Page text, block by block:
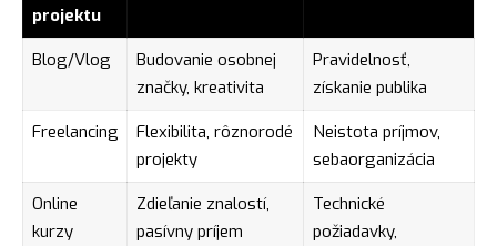
projektu
Blog/Vlog
Budovanie osobnej
značky, kreativita
Pravidelnosť,
získanie publika
Freelancing
Flexibilita, rôznorodé
projekty
Neistota príjmov,
sebaorganizácia
Online
kurzy
Zdieľanie znalostí,
pasívny príjem
Technické
požiadavky,